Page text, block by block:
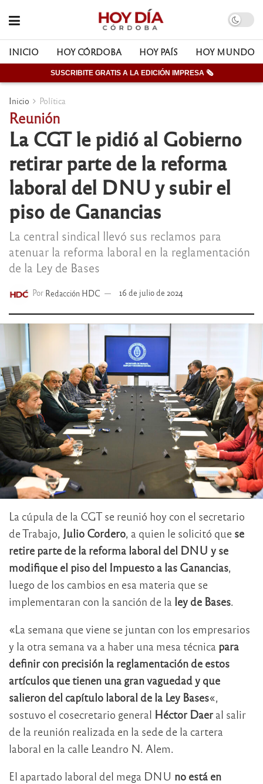
INICIO HOY CÓRDOBA HOY PAÍS HOY MUNDO
SUSCRIBITE GRATIS A LA EDICIÓN IMPRESA 🗞
Inicio Política
Reunión
La CGT le pidió al Gobierno
retirar parte de la reforma
laboral del DNU y subir el
piso de Ganancias
La central sindical llevó sus reclamos para
atenuar la reforma laboral en la reglamentación
de la Ley de Bases
Por Redacción HDC 16 de julio de 2024
La cúpula de la CGT se reunió hoy con el secretario
de Trabajo, Julio Cordero, a quien le solicitó que se
retire parte de la reforma laboral del DNU y se
modifique el piso del Impuesto a las Ganancias,
luego de los cambios en esa materia que se
implementaran con la sanción de la ley de Bases.
«La semana que viene se juntan con los empresarios
y la otra semana va a haber una mesa técnica para
definir con precisión la reglamentación de estos
artículos que tienen una gran vaguedad y que
salieron del capítulo laboral de la Ley Bases«,
sostuvo el cosecretario general Héctor Daer al salir
de la reunión realizada en la sede de la cartera
laboral en la calle Leandro N. Alem.
El apartado laboral del mega DNU no está en